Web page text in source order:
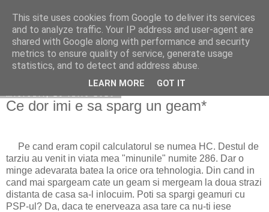
Becerescu.ro
Ce dor imi e sa sparg un geam*
Pe cand eram copil calculatorul se numea HC. Destul de
tarziu au venit in viata mea "minunile" numite 286. Dar o
minge adevarata batea la orice ora tehnologia. Din cand in
cand mai spargeam cate un geam si mergeam la doua strazi
distanta de casa sa-l inlocuim. Poti sa spargi geamuri cu
PSP-ul? Da, daca te enerveaza asa tare ca nu-ti iese
This site uses cookies from Google to deliver its services
and to analyze traffic. Your IP address and user-agent are
shared with Google along with performance and security
metrics to ensure quality of service, generate usage
statistics, and to detect and address abuse.
LEARN MORE GOT IT